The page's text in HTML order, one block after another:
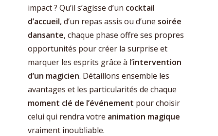
impact ? Qu’il s’agisse d’un cocktail
d’accueil, d’un repas assis ou d’une soirée
dansante, chaque phase offre ses propres
opportunités pour créer la surprise et
marquer les esprits grâce à l’intervention
d’un magicien. Détaillons ensemble les
avantages et les particularités de chaque
moment clé de l’événement pour choisir
celui qui rendra votre animation magique
vraiment inoubliable.